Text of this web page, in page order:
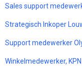
Sales support
Strategisch Inkoper
Support medewerker
Winkelmedewerker,